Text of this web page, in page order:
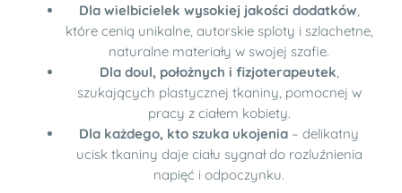
Dla wielbicielek wysokiej jakości dodatków,
które cenią unikalne, autorskie sploty i szlachetne,
naturalne materiały w swojej szafie.
Dla doul, położnych i fizjoterapeutek,
szukających plastycznej tkaniny, pomocnej w
pracy z ciałem kobiety.
Dla każdego, kto szuka ukojenia – delikatny
ucisk tkaniny daje ciału sygnał do rozluźnienia
napięć i odpoczynku.